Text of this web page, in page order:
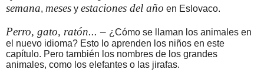
semana, meses y estaciones del año en Eslovaco.
Perro, gato, ratón... – ¿Cómo se llaman los animales en
el nuevo idioma? Esto lo aprenden los niños en este
capítulo. Pero también los nombres de los grandes
animales, como los elefantes o las jirafas.